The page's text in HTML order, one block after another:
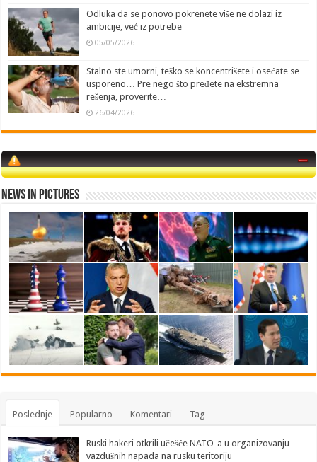
Odluka da se ponovo pokrenete više ne dolazi iz
ambicije, već iz potrebe
05/05/2026
Stalno ste umorni, teško se koncentrišete i osećate se
usporeno… Pre nego što pređete na ekstremna
rešenja, proverite…
26/04/2026
News in Pictures
Poslednje Popularno Komentari Tag
Ruski hakeri otkrili učešće NATO-a u organizovanju
vazdušnih napada na rusku teritoriju